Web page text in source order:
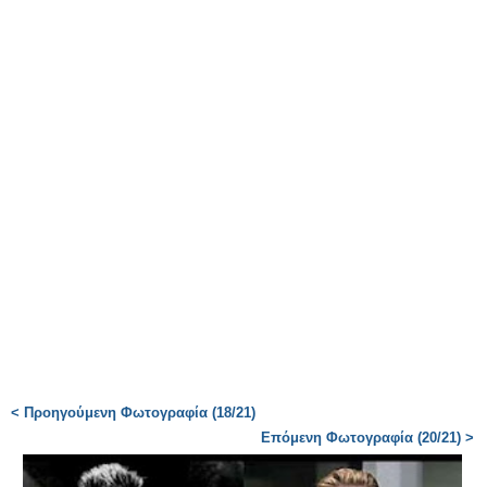
< Προηγούμενη Φωτογραφία (18/21)
Επόμενη Φωτογραφία (20/21) >